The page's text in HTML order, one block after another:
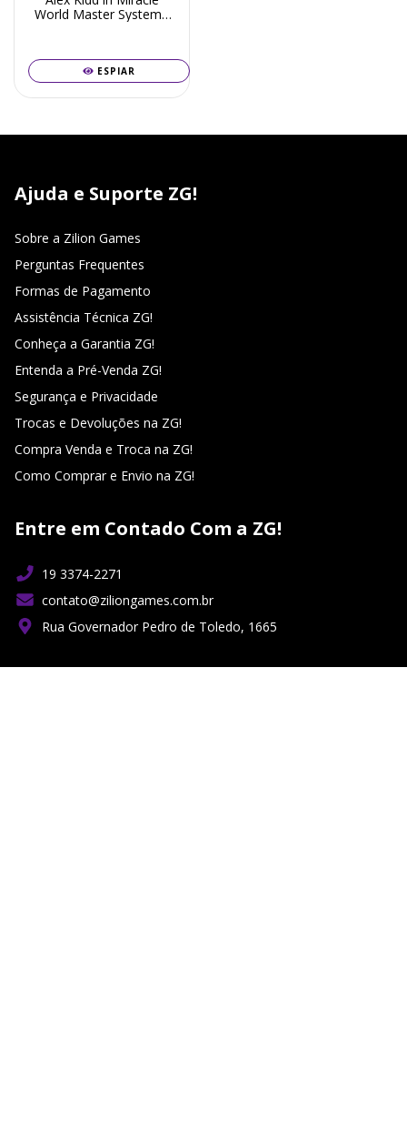
World Master System -
ESPIAR
Ajuda e Suporte ZG!
Sobre a Zilion Games
Perguntas Frequentes
Formas de Pagamento
Assistência Técnica ZG!
Conheça a Garantia ZG!
Entenda a Pré-Venda ZG!
Segurança e Privacidade
Trocas e Devoluções na ZG!
Compra Venda e Troca na ZG!
Como Comprar e Envio na ZG!
Entre em Contado Com a ZG!
19 3374-2271
contato@ziliongames.com.br
Rua Governador Pedro de Toledo, 1665